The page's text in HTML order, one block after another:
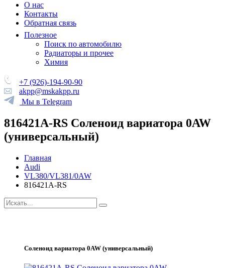
О нас
Контакты
Обратная связь
Полезное
Поиск по автомобилю
Радиаторы и прочее
Химия
+7 (926)-194-90-90
akpp@mskakpp.ru
Мы в Telegram
816421A-RS Соленоид вариатора 0AW
(универсальный)
Главная
Audi
VL380/VL381/0AW
816421A-RS
Соленоид вариатора 0AW (универсальный)